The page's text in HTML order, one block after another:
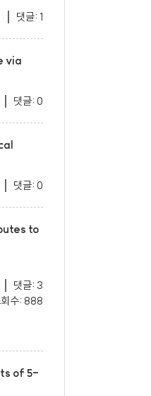
댓글: 1
via
댓글: 0
댓글: 0
to
댓글: 3
수: 888
of 5-